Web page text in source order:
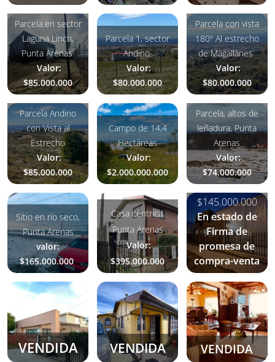
Parcela en sector
Laguna Linch,
Punta Arenas
Valor:
$85.000.000
Parcela 1, sector
Andino
Valor:
$80.000.000
Parcela con vista
180º Al estrecho
de Magallanes
Valor:
$80.000.000
Parcela Andino
con Vista al
Estrecho
Valor:
$85.000.000
Campo de 14,4
Hectáreas
Valor:
$2.000.000.000
Parcela, altos de
leñadura, Punta
Arenas
Valor:
$74.000.000
Sitio en río seco,
Punta Arenas
valor:
$165.000.000
Casa céntrica,
Punta Arenas
Valor:
$395.000.000
Casa en sector
sur Valor:
$145.000.000
En estado de
Firma de
promesa de
compra-venta
VENDIDA VENDIDA VENDIDA